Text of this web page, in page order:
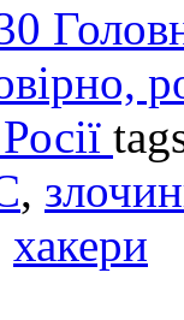
,
хакери